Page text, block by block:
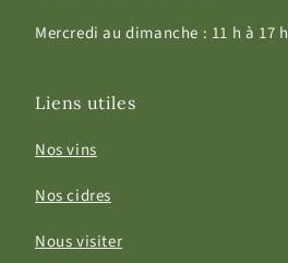
Mercredi au dimanche : 11 h à 17 h
Liens utiles
Nos vins
Nos cidres
Nous visiter